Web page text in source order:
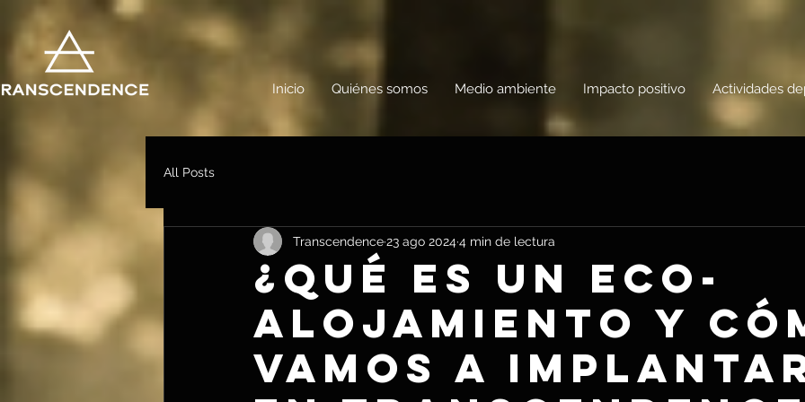
Inicio Quiénes somos Medio ambiente Impacto positivo Actividades
All Posts
¿Qué es un eco-
alojamiento y
vamos a
Transcendence23 ago 20244 min de lectura